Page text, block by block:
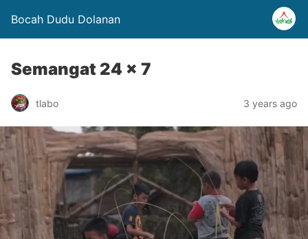
Bocah Dudu Dolanan
Semangat 24 x 7
tlabo 3 years ago